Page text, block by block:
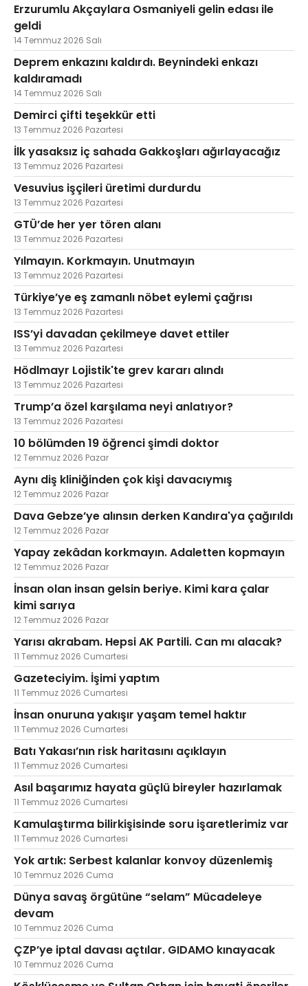
Erzurumlu Akçaylara Osmaniyeli gelin edası ile
geldi
14 Temmuz 2026 Salı
Deprem enkazını kaldırdı. Beynindeki enkazı
kaldıramadı
14 Temmuz 2026 Salı
Demirci çifti teşekkür etti
13 Temmuz 2026 Pazartesi
İlk yasaksız iç sahada Gakkoşları ağırlayacağız
13 Temmuz 2026 Pazartesi
Vesuvius işçileri üretimi durdurdu
13 Temmuz 2026 Pazartesi
GTÜ’de her yer tören alanı
13 Temmuz 2026 Pazartesi
Yılmayın. Korkmayın. Unutmayın
13 Temmuz 2026 Pazartesi
Türkiye’ye eş zamanlı nöbet eylemi çağrısı
13 Temmuz 2026 Pazartesi
ISS’yi davadan çekilmeye davet ettiler
13 Temmuz 2026 Pazartesi
Hödlmayr Lojistik'te grev kararı alındı
13 Temmuz 2026 Pazartesi
Trump’a özel karşılama neyi anlatıyor?
13 Temmuz 2026 Pazartesi
10 bölümden 19 öğrenci şimdi doktor
12 Temmuz 2026 Pazar
Aynı diş kliniğinden çok kişi davacıymış
12 Temmuz 2026 Pazar
Dava Gebze’ye alınsın derken Kandıra'ya çağırıldı
12 Temmuz 2026 Pazar
Yapay zekâdan korkmayın. Adaletten kopmayın
12 Temmuz 2026 Pazar
İnsan olan insan gelsin beriye. Kimi kara çalar
kimi sarıya
12 Temmuz 2026 Pazar
Yarısı akrabam. Hepsi AK Partili. Can mı alacak?
11 Temmuz 2026 Cumartesi
Gazeteciyim. İşimi yaptım
11 Temmuz 2026 Cumartesi
İnsan onuruna yakışır yaşam temel haktır
11 Temmuz 2026 Cumartesi
Batı Yakası’nın risk haritasını açıklayın
11 Temmuz 2026 Cumartesi
Asıl başarımız hayata güçlü bireyler hazırlamak
11 Temmuz 2026 Cumartesi
Kamulaştırma bilirkişisinde soru işaretlerimiz var
11 Temmuz 2026 Cumartesi
Yok artık: Serbest kalanlar konvoy düzenlemiş
10 Temmuz 2026 Cuma
Dünya savaş örgütüne “selam” Mücadeleye
devam
10 Temmuz 2026 Cuma
ÇZP’ye iptal davası açtılar. GIDAMO kınayacak
10 Temmuz 2026 Cuma